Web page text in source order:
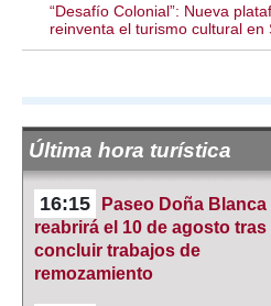
“Desafío Colonial”: Nueva
reinventa el turismo cultural en
Última hora turística
16:15
Paseo Doña Blanca
reabrirá el 10 de agosto tras
concluir trabajos de
remozamiento